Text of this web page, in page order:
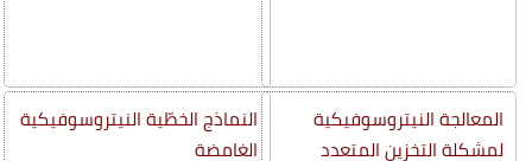
المعالجة النيتروسوفيكية
لمشكلة التخزين المتعدد
النماذج الخطّية النيتروسوفيكية
الغامضة